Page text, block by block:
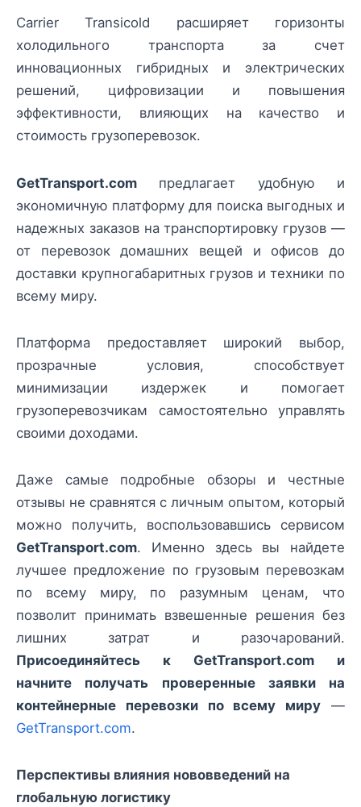
Carrier Transicold расширяет горизонты
холодильного транспорта за счет
инновационных гибридных и электрических
решений, цифровизации и повышения
эффективности, влияющих на качество и
стоимость грузоперевозок.
GetTransport.com предлагает удобную и
экономичную платформу для поиска выгодных и
надежных заказов на транспортировку грузов —
от перевозок домашних вещей и офисов до
доставки крупногабаритных грузов и техники по
всему миру.
Платформа предоставляет широкий выбор,
прозрачные условия, способствует
минимизации издержек и помогает
грузоперевозчикам самостоятельно управлять
своими доходами.
Даже самые подробные обзоры и честные
отзывы не сравнятся с личным опытом, который
можно получить, воспользовавшись сервисом
GetTransport.com. Именно здесь вы найдете
лучшее предложение по грузовым перевозкам
по всему миру, по разумным ценам, что
позволит принимать взвешенные решения без
лишних затрат и разочарований.
Присоединяйтесь к GetTransport.com и
начните получать проверенные заявки на
контейнерные перевозки по всему миру —
GetTransport.com.
Перспективы влияния нововведений на
глобальную логистику